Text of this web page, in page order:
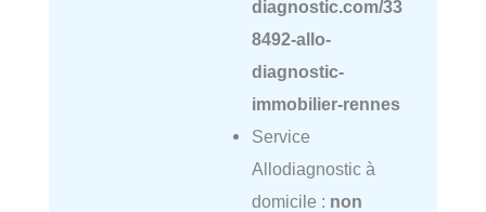
diagnostic.com/33
8492-allo-
diagnostic-
immobilier-rennes
Service
Allodiagnostic à
domicile : non